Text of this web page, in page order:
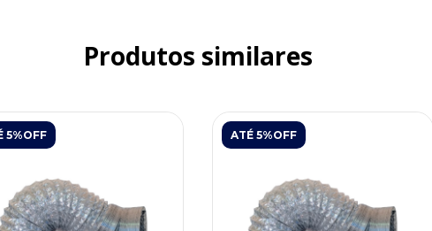
Produtos similares
5%OFF ATÉ 5%OFF